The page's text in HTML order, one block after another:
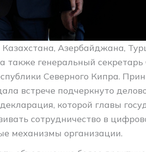
Азербайджана,
также генеральный секретарь
Северного Кипра.
встрече подчеркнуто
которой главы
сотрудничество в
механизмы организации.